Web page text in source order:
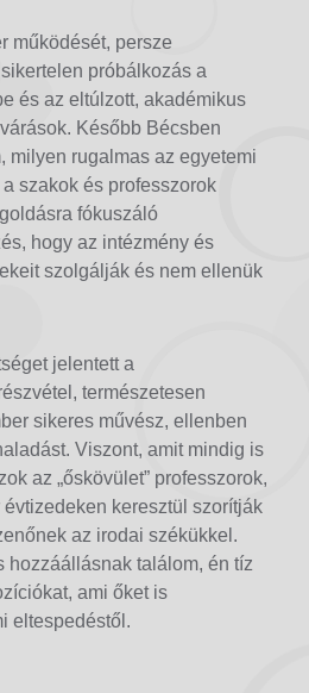
működését, persze
próbálkozás a
és az eltúlzott, akadémikus
Később Bécsben
milyen rugalmas az egyetemi
szakok és professzorok
fókuszáló
hogy az intézmény és
szolgálják és nem ellenük
jelentett a
természetesen
sikeres művész, ellenben
Viszont, amit mindig is
az „őskövület” professzorok,
keresztül szorítják
az irodai székükkel.
hozzáállásnak találom, én tíz
ami őket is
eltespedéstől.